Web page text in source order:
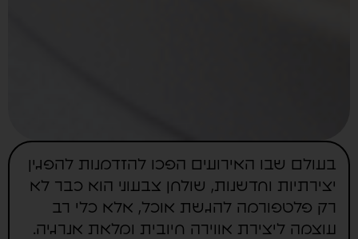
בעולם שבו האירועים הפכו להזדמנות להפגין
יצירתיות וחדשנות, שולחן צבעוני הוא כבר לא
רק פלטפורמה להגשת אוכל, אלא כלי רב
עוצמה ליצירת אווירה חיובית ומלאת אנרגיה.